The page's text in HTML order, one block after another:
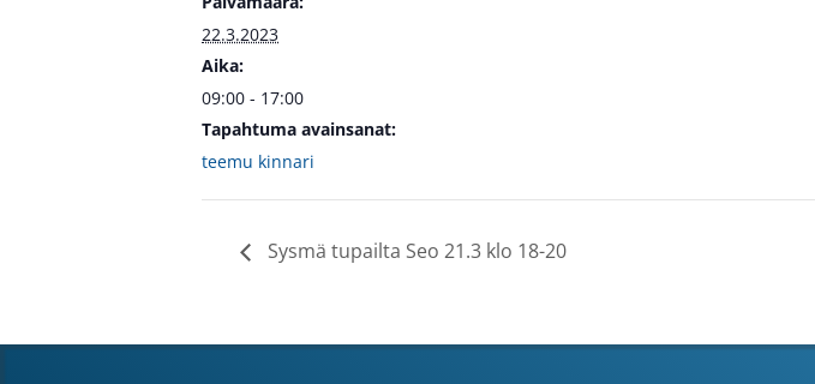
22.3.2023
Aika:
09:00 - 17:00
Tapahtuma avainsanat:
teemu kinnari
Sysmä tupailta Seo 21.3 klo 18-20